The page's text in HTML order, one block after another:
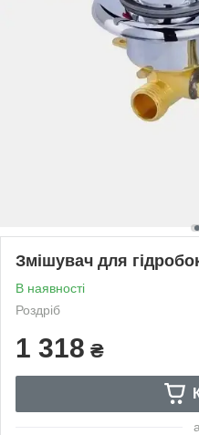
Змішувач для
В наявності
Роздріб
1 318 ₴